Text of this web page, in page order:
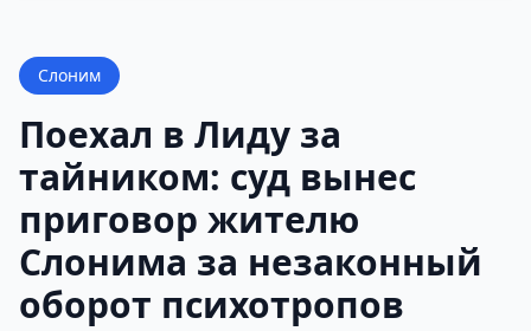
Слоним
Поехал в Лиду за
тайником: суд вынес
приговор жителю
Слонима за незаконный
оборот психотропов